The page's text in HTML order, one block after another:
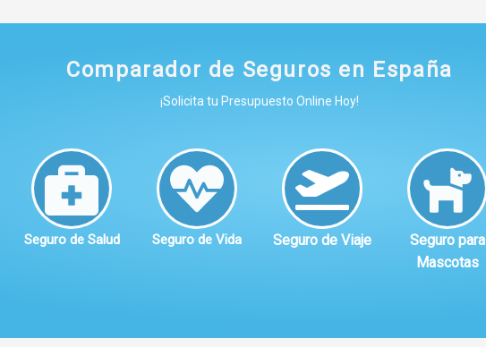
Comparador de Seguros en España
¡Solicita tu Presupuesto Online Hoy!
Seguro de Salud Seguro de Vida Seguro de Viaje
Seguro para
Mascotas